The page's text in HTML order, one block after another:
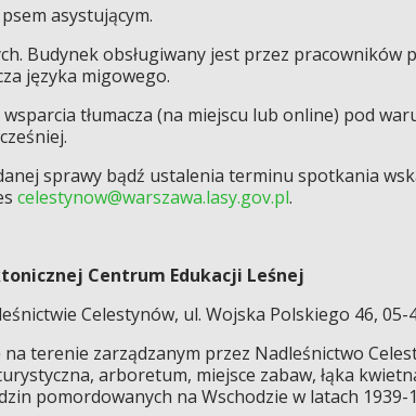
asystującym.
Budynek obsługiwany jest przez pracowników
języka migowego.
tłumacza (na miejscu lub online) pod
sprawy bądź ustalenia terminu spotkania
celestynow@warszawa.lasy.gov.pl.
Centrum Edukacji Leśnej
Celestynów, ul. Wojska Polskiego 46, 05-
terenie zarządzanym przez Nadleśnictwo
arboretum, miejsce zabaw, łąka
pomordowanych na Wschodzie w latach 1939-